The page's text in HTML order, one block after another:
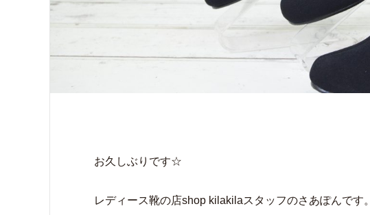
お久しぶりです☆
レディース靴の店shop kilakilaスタッフのさあぽんです。